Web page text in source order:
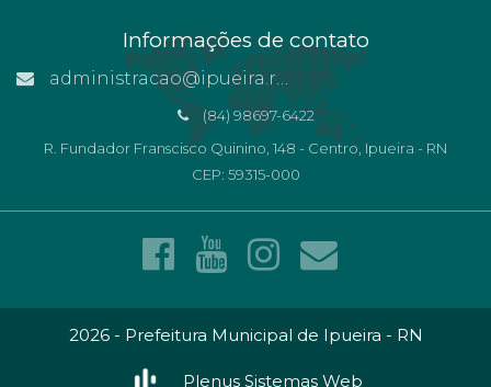
Informações de contato
administracao@ipueira.rn.gov.br
(84) 98697-6422
R. Fundador Franscisco Quinino, 148 - Centro, Ipueira - RN
CEP: 59315-000
2026 - Prefeitura Municipal de Ipueira - RN
Plenus Sistemas Web